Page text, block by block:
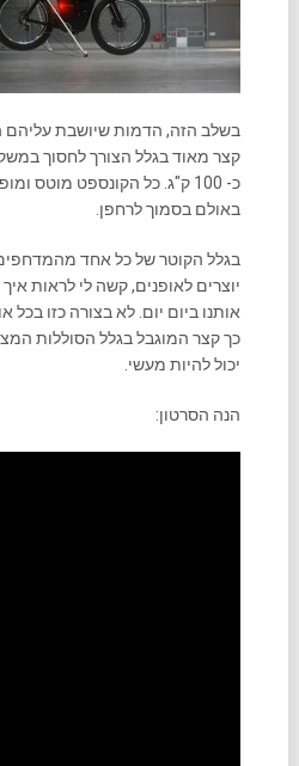
בשלב הזה, הדמות שיושבת עליהם
קצר מאוד בגלל הצורך לחסוך
כ- 100 ק"ג. כל הקונספט מוטס
באולם בסמוך לרחפן.
בגלל הקוטר של כל אחד
יוצרים לאופנים, קשה לי לראות
אותנו ביום יום. לא בצורה כזו בכל
כך קצר המוגבל בגלל הסוללות
יכול להיות מעשי.
הנה הסרטון: